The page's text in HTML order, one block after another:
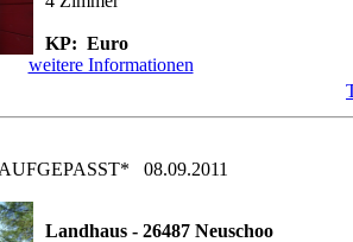
KP: Euro
weitere Informationen
08.09.2011
Landhaus - 26487 Neuschoo